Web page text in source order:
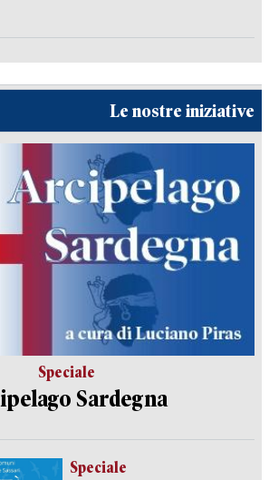
Le nostre iniziative
Speciale
Sardegna
Speciale